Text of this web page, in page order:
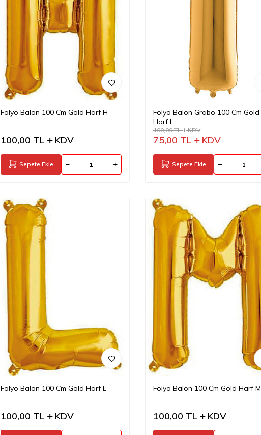
Folyo Balon 100 Cm Gold Harf H
100,00 TL KDV
Sepete Ekle
Folyo Balon Grabo 100 Cm Gold
Harf I
100,00TL KDV
75,00 TL KDV
Sepete Ekle
Folyo Balon 100 Cm Gold Harf L
100,00 TL KDV
Folyo Balon 100 Cm Gold Harf M
100,00 TL KDV